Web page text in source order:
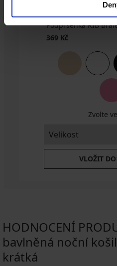
Podprsenka RIB
369 Kč
Zvolte
VLOŽIT
HODNOCENÍ
bavlněná noční
krátká